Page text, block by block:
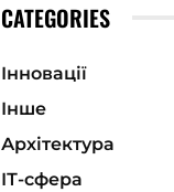
CATEGORIES
Інновації
Інше
Архітектура
ІТ-сфера